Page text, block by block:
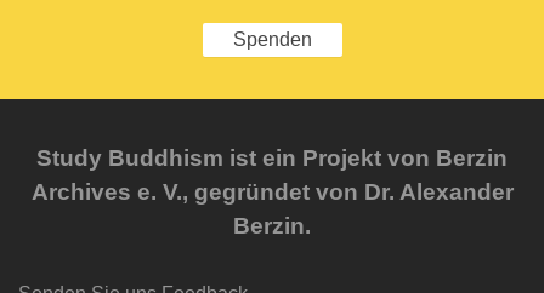
Spenden
Study Buddhism ist ein Projekt von Berzin
Archives e. V., gegründet von Dr. Alexander
Berzin.